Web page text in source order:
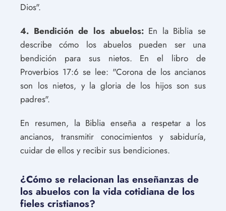
Dios".
4. Bendición de los abuelos:En la Biblia se
describe cómo los abuelos pueden ser una
bendición para sus nietos. En el libro de
Proverbios 17:6 se lee: "Corona de los ancianos
son los nietos, y la gloria de los hijos son sus
padres".
En resumen, la Biblia enseña a respetar a los
ancianos, transmitir conocimientos y sabiduría,
cuidar de ellos y recibir sus bendiciones.
¿Cómo se relacionan las enseñanzas de
los abuelos con la vida cotidiana de los
fieles cristianos?